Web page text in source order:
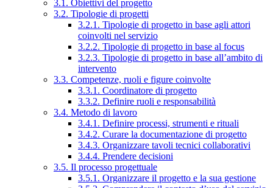
3.1. Obiettivi del progetto
3.2. Tipologie di progetti
3.2.1. Tipologie di progetto in base agli attori
coinvolti nel servizio
3.2.2. Tipologie di progetto in base al focus
3.2.3. Tipologie di progetto in base all’ambito di
intervento
3.3. Competenze, ruoli e figure coinvolte
3.3.1. Coordinatore di progetto
3.3.2. Definire ruoli e responsabilità
3.4. Metodo di lavoro
3.4.1. Definire processi, strumenti e rituali
3.4.2. Curare la documentazione di progetto
3.4.3. Organizzare tavoli tecnici collaborativi
3.4.4. Prendere decisioni
3.5. Il processo progettuale
3.5.1. Organizzare il progetto e la sua gestione